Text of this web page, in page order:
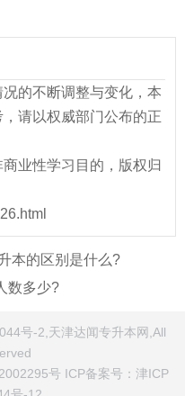
况的不断调整与变化，本
请以权威部门公布的正
业性学习目的，版权归
本的区别是什么?
数多少?
号-2,天津达闻专升本网,All
号 ICP备案号： 津ICP